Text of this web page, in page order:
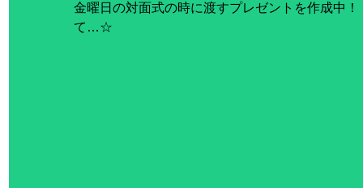
金曜日の対面式の時に渡すプレゼントを作成中
て…☆